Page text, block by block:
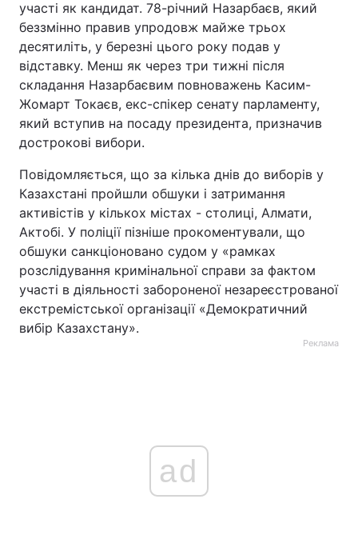
участі як кандидат. 78-річний Назарбаєв, який
беззмінно правив упродовж майже трьох
десятиліть, у березні цього року подав у
відставку. Менш як через три тижні після
складання Назарбаєвим повноважень Касим-
Жомарт Токаєв, екс-спікер сенату парламенту,
який вступив на посаду президента, призначив
дострокові вибори.
Повідомляється, що за кілька днів до виборів у
Казахстані пройшли обшуки і затримання
активістів у кількох містах - столиці, Алмати,
Актобі. У поліції пізніше прокоментували, що
обшуки санкціоновано судом у «рамках
розслідування кримінальної справи за фактом
участі в діяльності забороненої незареєстрованої
екстремістської організації «Демократичний
вибір Казахстану».
Реклама
ad